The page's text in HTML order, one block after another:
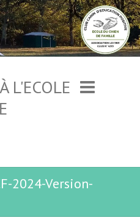
L'ECOLE
2024-Version-